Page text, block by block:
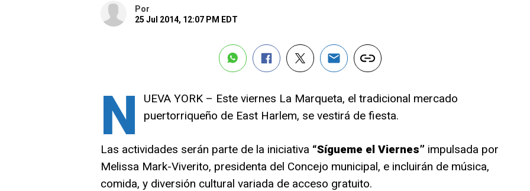
Por
25 Jul 2014, 12:07 PM EDT
N
UEVA YORK – Este viernes La Marqueta, el tradicional mercado
puertorriqueño de East Harlem, se vestirá de fiesta.
Las actividades serán parte de la iniciativa “Sígueme el Viernes” impulsada por
Melissa Mark-Viverito, presidenta del Concejo municipal, e incluirán de música,
comida, y diversión cultural variada de acceso gratuito.